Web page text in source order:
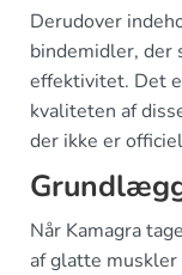
Derudover
bindemidler,
effektivitet. Det
kvaliteten af
der ikke er
Når Kamagra
af glatte